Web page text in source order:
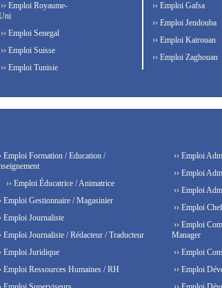
›› Emploi Royaume-
›› Emploi Senegal
›› Emploi Suisse
›› Emploi Tunisie
›› Emploi Gafsa
›› Emploi Jendouba
›› Emploi Kairouan
›› Emploi Zaghouan
Emploi Formation / Education /
›› Emploi Éducatrice / Animatrice
Emploi Gestionnaire / Magasinier
Emploi Journaliste
Emploi Journaliste / Rédacteur / Traducteur
Emploi Juridique
Emploi Ressources Humaines / RH
›› Emploi
›› Emploi
›› Emploi
›› Emploi
›› Emploi
Manager
›› Emploi
›› Emploi